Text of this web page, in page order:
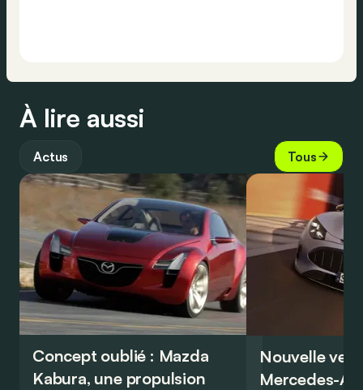
À lire aussi
Actus Tous
Concept oublié : Mazda
Kabura, une propulsion
Nouvelle
Mercedes-